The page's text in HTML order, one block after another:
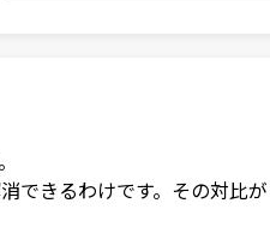
できるわけです。その対比